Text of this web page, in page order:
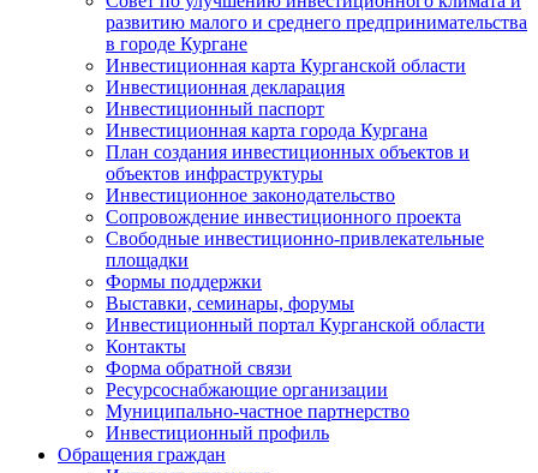
развитию малого и среднего предпринимательства
в городе Кургане
Инвестиционная карта Курганской области
Инвестиционная декларация
Инвестиционный паспорт
Инвестиционная карта города Кургана
План создания инвестиционных объектов и
объектов инфраструктуры
Инвестиционное законодательство
Сопровождение инвестиционного проекта
Свободные инвестиционно-привлекательные
площадки
Формы поддержки
Выставки, семинары, форумы
Инвестиционный портал Курганской области
Контакты
Форма обратной связи
Ресурсоснабжающие организации
Муниципально-частное партнерство
Инвестиционный профиль
Обращения граждан